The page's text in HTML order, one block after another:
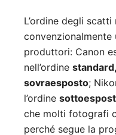
L’ordine degli
produttori: Canon
nell’ordine
sovraesposto;
l’ordine
che molti fotografi
perché segue la